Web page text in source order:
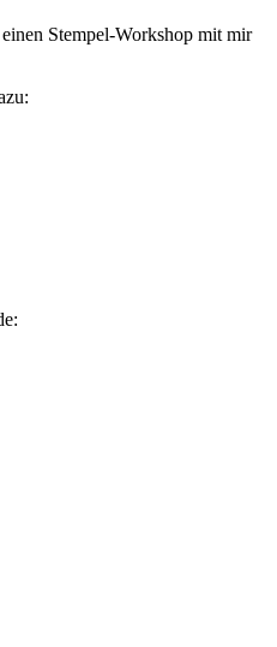
Stempel-Workshop mit mir